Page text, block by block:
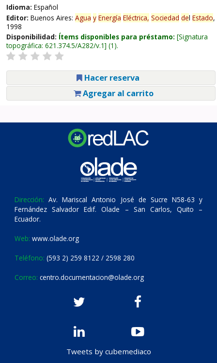
Idioma: Español
Editor: Buenos Aires: Agua y Energía Eléctrica, Sociedad del Estado,
1998
Disponibilidad: Ítems disponibles para préstamo: Signatura
topográfica: 621.374.5/A282/v.1 (1).
Hacer reserva
Agregar al carrito
Dirección: Av. Mariscal Antonio José de Sucre N58-63 y
Fernández Salvador Edif. Olade – San Carlos, Quito –
Ecuador.
Web: www.olade.org
Teléfono: (593 2) 259 8122 / 2598 280
Correo: centro.documentacion@olade.org
Tweets by cubemediaco